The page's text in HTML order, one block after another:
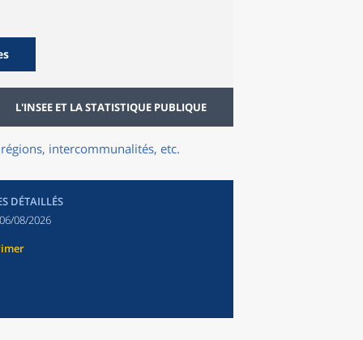
L'INSEE ET LA STATISTIQUE PUBLIQUE
intercommunalités, etc.
DÉTAILLÉS
06/08/2026